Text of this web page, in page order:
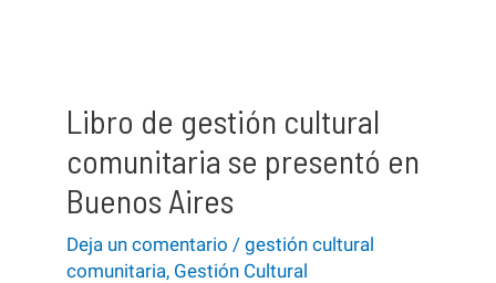
Libro de gestión cultural
comunitaria se presentó en
Buenos Aires
Deja un comentario /gestión cultural
comunitaria, Gestión Cultural